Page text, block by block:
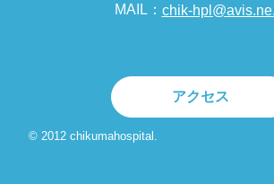
MAIL： chik-
アクセス
© 2012 chikumahospital.